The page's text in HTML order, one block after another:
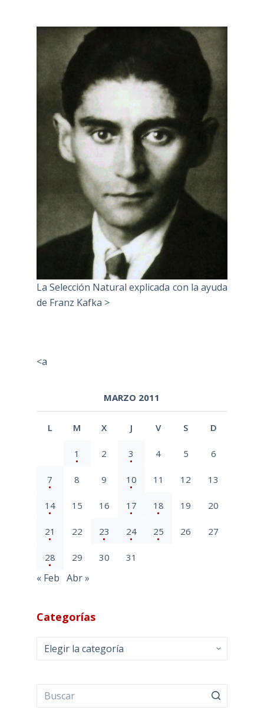
La Selección Natural explicada con la ayuda
de Franz Kafka >
<a
MARZO 2011
L M X J V S D
1 2 3 4 5 6
7 8 9 10 11 12 13
14 15 16 17 18 19 20
21 22 23 24 25 26 27
28 29 30 31
« Feb Abr »
Categorías
Categorías